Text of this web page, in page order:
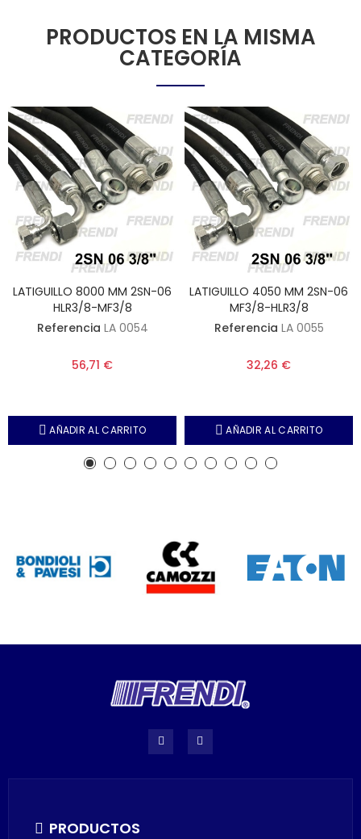
PRODUCTOS EN LA MISMA
CATEGORÍA
LATIGUILLO 8000 MM 2SN-06
HLR3/8-MF3/8
Referencia LA 0054
56,71 €
AÑADIR AL CARRITO
LATIGUILLO 4050 MM 2SN-06
MF3/8-HLR3/8
Referencia LA 0055
32,26 €
AÑADIR AL CARRITO
PRODUCTOS